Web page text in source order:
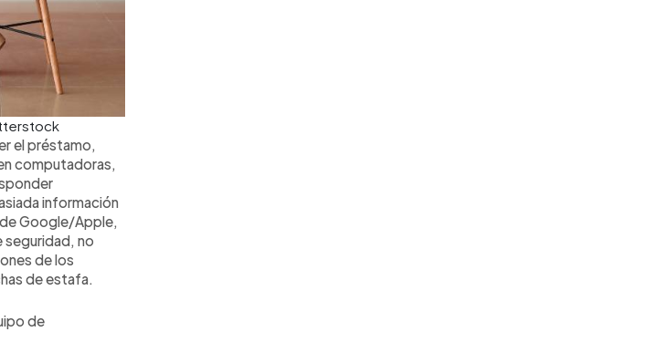
el préstamo,
computadoras,
información
Google/Apple,
no
de los
de estafa.
de